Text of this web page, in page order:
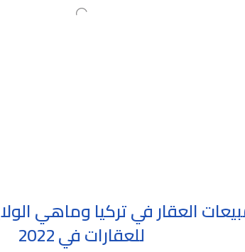
العقار في تركيا وماهي
للعقارات في 2022